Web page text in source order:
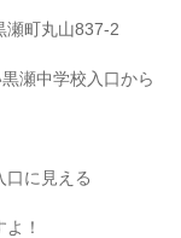
瀬町丸山837-2
瀬中学校入口から
口に見える
！